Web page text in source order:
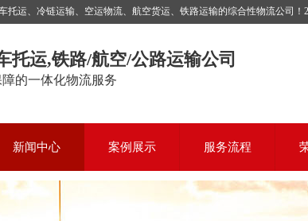
运、冷链运输、空运物流、航空货运、铁路运输的综合性物流公司
托运,铁路/航空/公路运输公司
的一体化物流服务
新闻中心 案例展示 服务流程